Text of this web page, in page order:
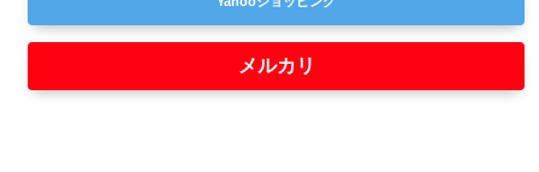
メルカリ